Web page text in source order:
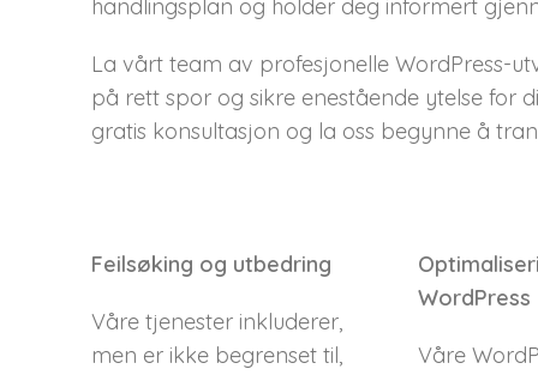
handlingsplan og holder deg informert
La vårt team av profesjonelle WordPress-
på rett spor og sikre enestående ytelse for
gratis konsultasjon og la oss begynne å
Feilsøking og utbedring
Våre tjenester inkluderer,
men er ikke begrenset til,
WordPress
Våre